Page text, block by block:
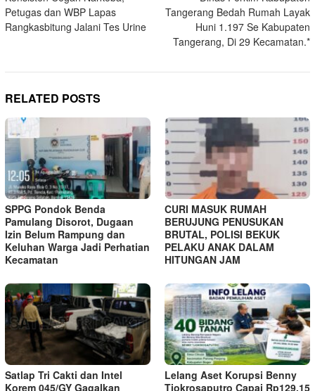
Petugas dan WBP Lapas
Rangkasbitung Jalani Tes Urine
Tangerang Bedah Rumah Layak
Huni 1.197 Se Kabupaten
Tangerang, Di 29 Kecamatan.*
RELATED POSTS
SPPG Pondok Benda
Pamulang Disorot, Dugaan
Izin Belum Rampung dan
Keluhan Warga Jadi Perhatian
Kecamatan
CURI MASUK RUMAH
BERUJUNG PENUSUKAN
BRUTAL, POLISI BEKUK
PELAKU ANAK DALAM
HITUNGAN JAM
Satlap Tri Cakti dan Intel
Korem 045/GY Gagalkan
Lelang Aset Korupsi Benny
Tjokrosaputro Capai Rp129,15